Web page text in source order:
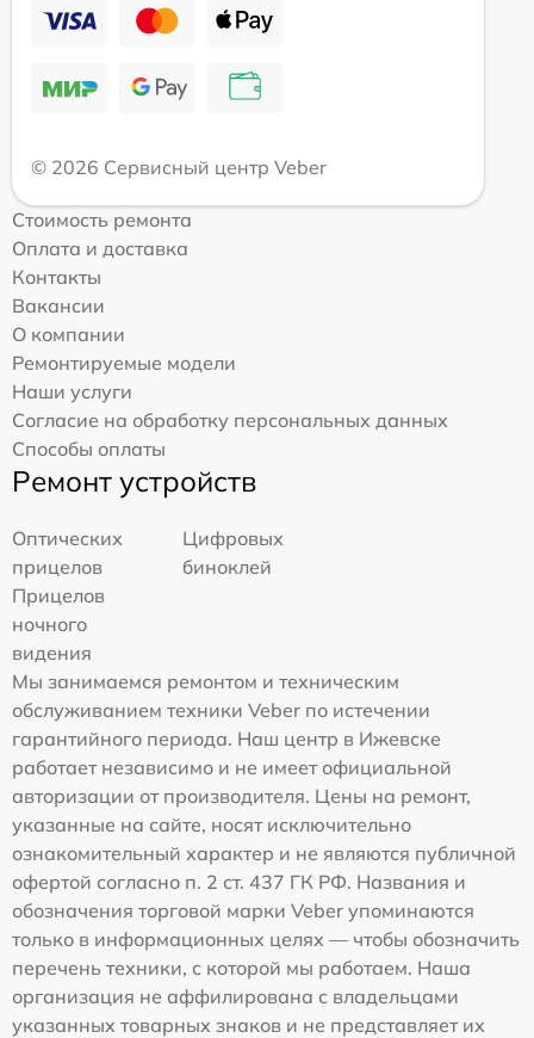
© 2026 Сервисный центр Veber
Стоимость ремонта
Оплата и доставка
Контакты
Вакансии
О компании
Ремонтируемые модели
Наши услуги
Согласие на обработку персональных данных
Способы оплаты
Ремонт устройств
Оптических
прицелов
Цифровых
биноклей
Прицелов
ночного
видения
Мы занимаемся ремонтом и техническим
обслуживанием техники Veber по истечении
гарантийного периода. Наш центр в Ижевске
работает независимо и не имеет официальной
авторизации от производителя. Цены на ремонт,
указанные на сайте, носят исключительно
ознакомительный характер и не являются публичной
офертой согласно п. 2 ст. 437 ГК РФ. Названия и
обозначения торговой марки Veber упоминаются
только в информационных целях — чтобы обозначить
перечень техники, с которой мы работаем. Наша
организация не аффилирована с владельцами
указанных товарных знаков и не представляет их